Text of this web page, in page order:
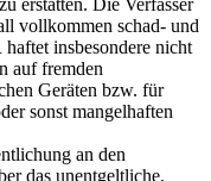
vollkommen schad- und
insbesondere nicht
auf fremden
Geräten bzw. für
sonst mangelhaften
an den
das unentgeltliche,